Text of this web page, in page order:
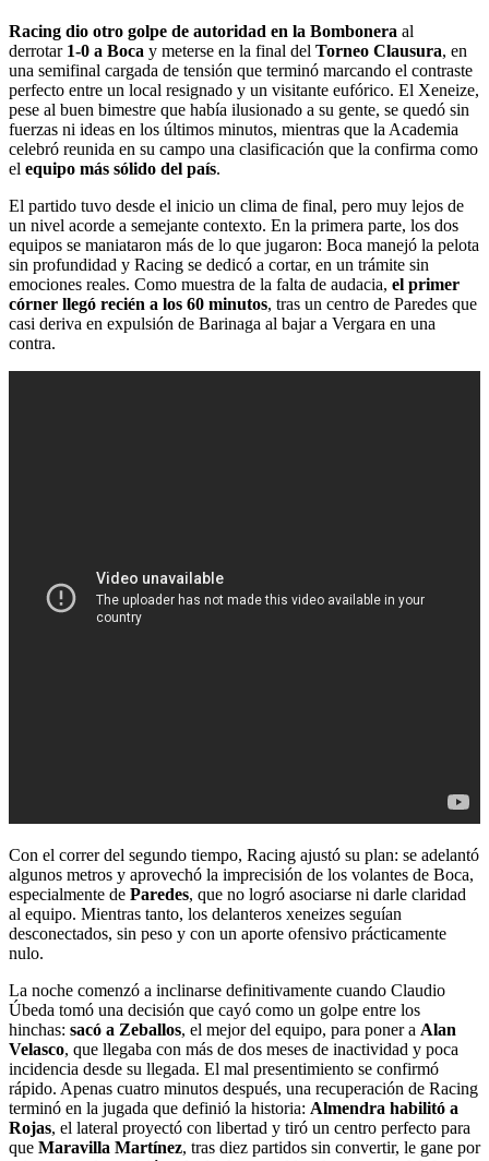
Racing dio otro golpe de autoridad en la Bombonera al
derrotar 1-0 a Boca y meterse en la final del Torneo Clausura, en
una semifinal cargada de tensión que terminó marcando el contraste
perfecto entre un local resignado y un visitante eufórico. El Xeneize,
pese al buen bimestre que había ilusionado a su gente, se quedó sin
fuerzas ni ideas en los últimos minutos, mientras que la Academia
celebró reunida en su campo una clasificación que la confirma como
el equipo más sólido del país.
El partido tuvo desde el inicio un clima de final, pero muy lejos de
un nivel acorde a semejante contexto. En la primera parte, los dos
equipos se maniataron más de lo que jugaron: Boca manejó la pelota
sin profundidad y Racing se dedicó a cortar, en un trámite sin
emociones reales. Como muestra de la falta de audacia, el primer
córner llegó recién a los 60 minutos, tras un centro de Paredes que
casi deriva en expulsión de Barinaga al bajar a Vergara en una
contra.
Con el correr del segundo tiempo, Racing ajustó su plan: se adelantó
algunos metros y aprovechó la imprecisión de los volantes de Boca,
especialmente de Paredes, que no logró asociarse ni darle claridad
al equipo. Mientras tanto, los delanteros xeneizes seguían
desconectados, sin peso y con un aporte ofensivo prácticamente
nulo.
La noche comenzó a inclinarse definitivamente cuando Claudio
Úbeda tomó una decisión que cayó como un golpe entre los
hinchas: sacó a Zeballos, el mejor del equipo, para poner a Alan
Velasco, que llegaba con más de dos meses de inactividad y poca
incidencia desde su llegada. El mal presentimiento se confirmó
rápido. Apenas cuatro minutos después, una recuperación de Racing
terminó en la jugada que definió la historia: Almendra habilitó a
Rojas, el lateral proyectó con libertad y tiró un centro perfecto para
que Maravilla Martínez, tras diez partidos sin convertir, le gane por